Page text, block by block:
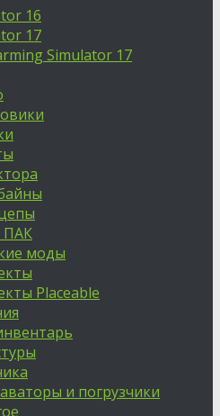
16
17
Simulator 17
моды
Placeable
и погрузчики